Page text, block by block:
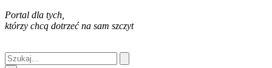
Portal dla tych,
którzy chcą dotrzeć na sam szczyt